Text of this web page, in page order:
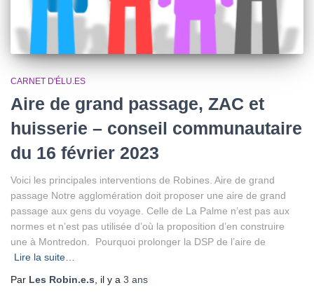
CARNET D'ÉLU.ES
Aire de grand passage, ZAC et
huisserie – conseil communautaire
du 16 février 2023
Voici les principales interventions de Robines. Aire de grand
passage Notre agglomération doit proposer une aire de grand
passage aux gens du voyage. Celle de La Palme n’est pas aux
normes et n’est pas utilisée d’où la proposition d’en construire
une à Montredon. Pourquoi prolonger la DSP de l’aire de
Lire la suite…
Par Les Robin.e.s , il y a 3 ans